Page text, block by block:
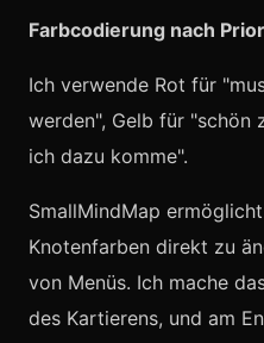
Farbcodierung nach
Ich verwende Rot für
werden", Gelb für "schön
ich dazu komme".
SmallMindMap
Knotenfarben direkt zu
von Menüs. Ich mache
des Kartierens, und am